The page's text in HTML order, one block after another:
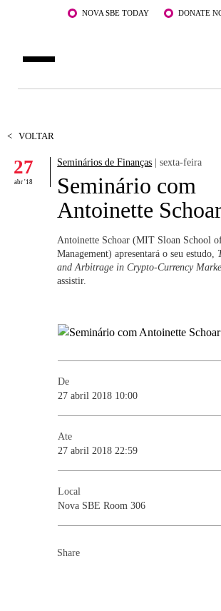
Saltar para o conteúdo principalNOVA SBE TODAY DONATE
DOCENTES E INVESTIGAÇÃO
COMUNIDADE
WHAT'S HAPPENING
< VOLTAR
27
abr '18
Seminários de Finanças | sexta-feira
Seminário com
Antoinette
Antoinette Schoar (MIT Sloan School
Management) apresentará o seu estudo,
and Arbitrage in Crypto-Currency
assistir.
De
27 abril 2018 10:00
Ate
27 abril 2018 22:59
Local
Nova SBE Room 306
Share